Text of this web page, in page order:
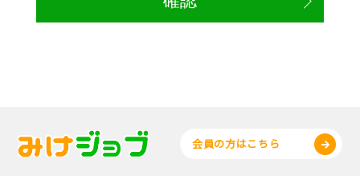
会員の方はこちら